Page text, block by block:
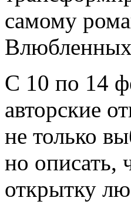
самому
С 10 по 14
авторские
не только
но описать,
открытку